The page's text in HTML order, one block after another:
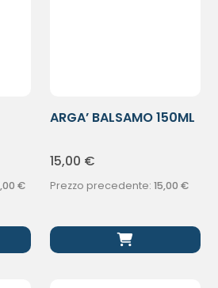
€
ARGA’ BALSAMO 150ML
15,00 €
Prezzo precedente: 15,00 €